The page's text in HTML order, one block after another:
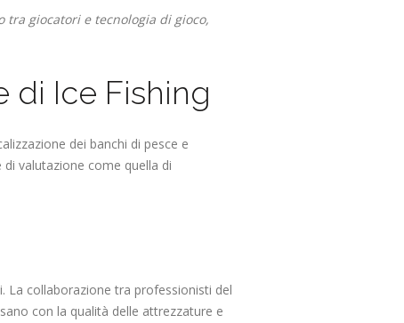
tra giocatori e tecnologia di gioco,
di Ice Fishing
dei banchi di pesce e
valutazione come quella di
La collaborazione tra professionisti del
con la qualità delle attrezzature e